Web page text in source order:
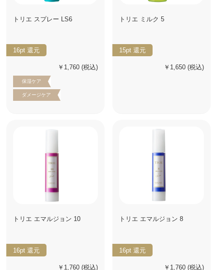
トリエ スプレー LS6
16pt 還元
￥1,760 (税込)
保湿ケア
ダメージケア
トリエ ミルク 5
15pt 還元
￥1,650 (税込)
トリエ エマルジョン 10
16pt 還元
￥1,760 (税込)
トリエ エマルジョン 8
16pt 還元
￥1,760 (税込)